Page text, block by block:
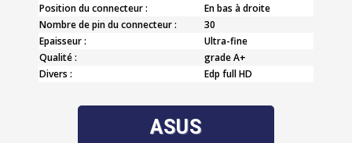
Position du connecteur :
En bas à droite
Nombre de pin du connecteur :
30
Epaisseur :
Ultra-fine
Qualité :
grade A+
Divers :
Edp full HD
ASUS